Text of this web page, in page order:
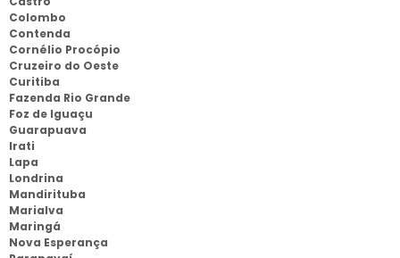
Colombo
Contenda
Cornélio Procópio
Cruzeiro do Oeste
Curitiba
Fazenda Rio Grande
Foz de Iguaçu
Guarapuava
Irati
Lapa
Londrina
Mandirituba
Marialva
Maringá
Nova Esperança